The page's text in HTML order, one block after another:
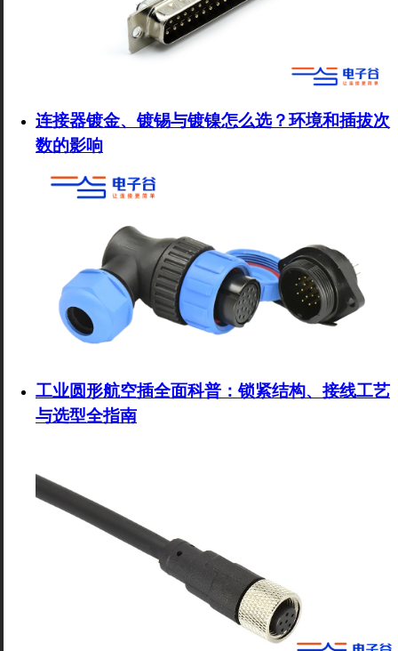
连接器镀金、镀锡与镀镍怎么选？环境和插拔次
数的影响
工业圆形航空插全面科普：锁紧结构、接线工艺
与选型全指南